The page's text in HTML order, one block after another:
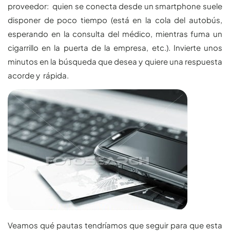
proveedor: quien se conecta desde un smartphone suele
disponer de poco tiempo (está en la cola del autobús,
esperando en la consulta del médico, mientras fuma un
cigarrillo en la puerta de la empresa, etc.). Invierte unos
minutos en la búsqueda que desea y quiere una respuesta
acorde y rápida.
Veamos qué pautas tendríamos que seguir para que esta